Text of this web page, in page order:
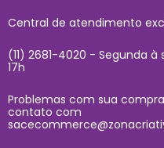
Central de atendimento
(11) 2681-4020 - Segunda
17h
Problemas com sua
contato com